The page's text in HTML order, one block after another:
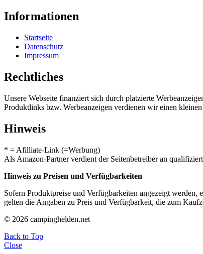
Informationen
Startseite
Datenschutz
Impressum
Rechtliches
Unsere Webseite finanziert sich durch platzierte
Produktlinks bzw. Werbeanzeigen verdienen wir einen
Hinweis
* = Afilliate-Link (=Werbung)
Als Amazon-Partner verdient der Seitenbetreiber an
Hinweis zu Preisen und Verfügbarkeiten
Sofern Produktpreise und Verfügbarkeiten angezeigt
gelten die Angaben zu Preis und Verfügbarkeit, die zum
© 2026 campinghelden.net
Back to Top
Close